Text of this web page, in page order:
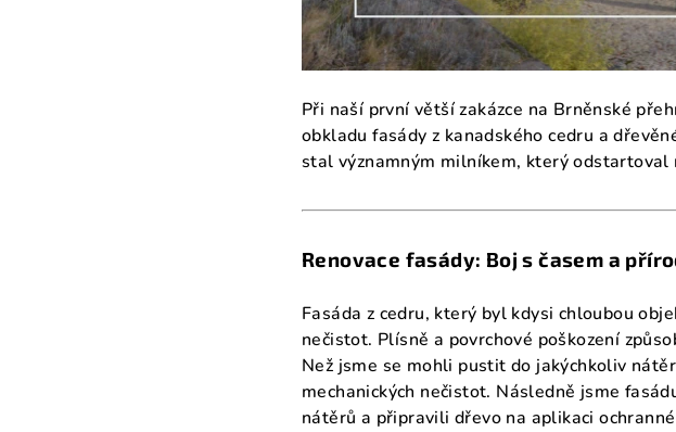
Při naší první větší zakázce na Brněnské
obkladu fasády z kanadského cedru a
stal významným milníkem, který odstartoval
Renovace fasády: Boj s časem a
Fasáda z cedru, který byl kdysi chloubou
nečistot. Plísně a povrchové poškození
Než jsme se mohli pustit do jakýchkoliv
mechanických nečistot. Následně jsme
nátěrů a připravili dřevo na aplikaci